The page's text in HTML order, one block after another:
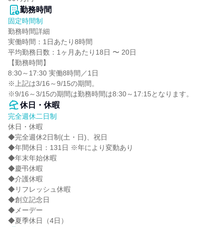
勤務時間
固定時間制
勤務時間詳細
実働時間：1日あたり8時間
平均勤務日数：1ヶ月あたり18日 〜 20日
【勤務時間】
8:30～17:30 実働8時間／1日
※上記は3/16～9/15の期間。
※9/16～3/15の期間は勤務時間は8:30～17:15となります。
休日・休暇
完全週休二日制
休日・休暇
◆完全週休2日制(土・日)、祝日
◆年間休日：131日 ※年により変動あり
◆年末年始休暇
◆慶弔休暇
◆介護休暇
◆リフレッシュ休暇
◆創立記念日
◆メーデー
◆夏季休日（4日）